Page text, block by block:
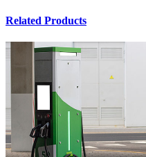
Related Products